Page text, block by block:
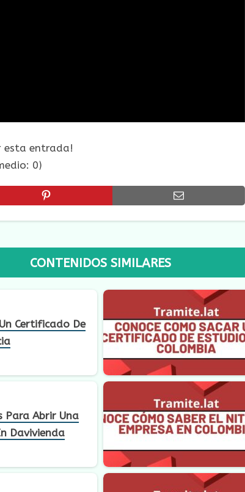
esta entrada!
0)
CONTENIDOS SIMILARES
Certificado De
Para Abrir Una
Davivienda